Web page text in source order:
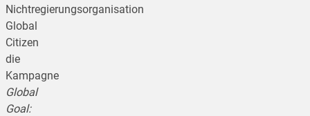
Nichtregierungsorganisation
Global
Citizen
die
Kampagne
Global
Goal: